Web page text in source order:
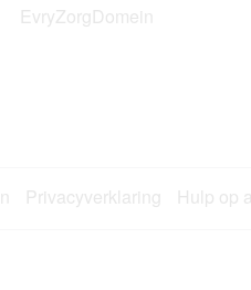
EvryZorgDomein
Privacyverklaring Hulp op